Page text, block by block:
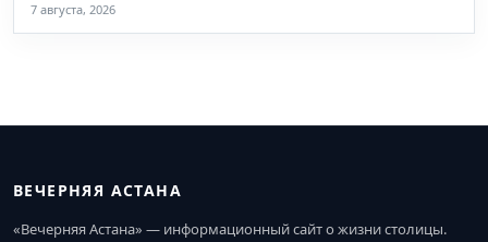
7 августа, 2026
ВЕЧЕРНЯЯ АСТАНА
«Вечерняя Астана» — информационный сайт о жизни столицы.